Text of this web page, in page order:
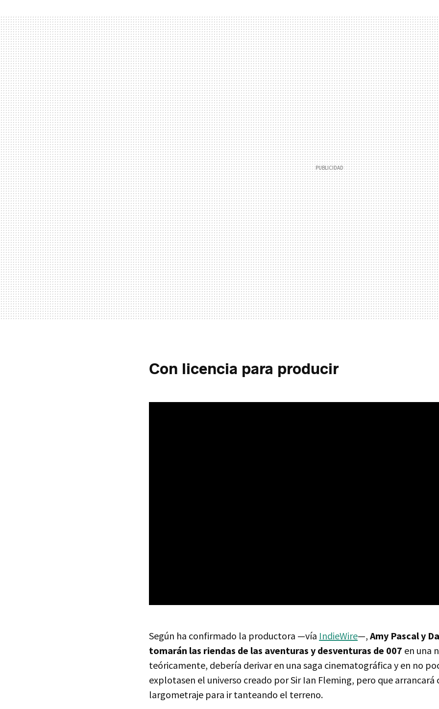
Con licencia para producir
Según ha confirmado la productora —vía IndieWire—, Amy Pascal y
tomarán las riendas de las aventuras y desventuras de 007 en una
teóricamente, debería derivar en una saga cinematográfica y en no
explotasen el universo creado por Sir Ian Fleming, pero que arrancará
largometraje para ir tanteando el terreno.